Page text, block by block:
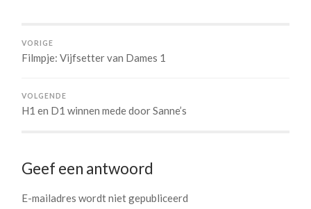
VORIGE
Filmpje: Vijfsetter van Dames 1
VOLGENDE
H1 en D1 winnen mede door Sanne’s
Geef een antwoord
E-mailadres wordt niet gepubliceerd